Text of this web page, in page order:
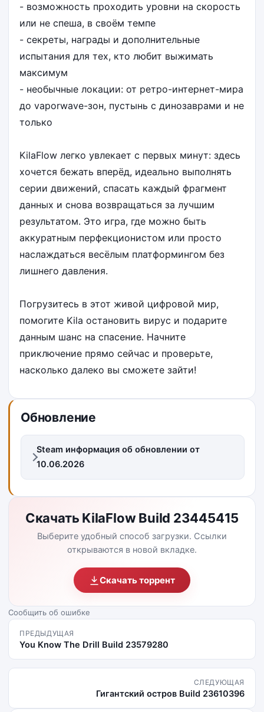
- возможность проходить уровни на скорость
или не спеша, в своём темпе
- секреты, награды и дополнительные
испытания для тех, кто любит выжимать
максимум
- необычные локации: от ретро-интернет-мира
до vaporwave-зон, пустынь с динозаврами и не
только
KilaFlow легко увлекает с первых минут: здесь
хочется бежать вперёд, идеально выполнять
серии движений, спасать каждый фрагмент
данных и снова возвращаться за лучшим
результатом. Это игра, где можно быть
аккуратным перфекционистом или просто
наслаждаться весёлым платформингом без
лишнего давления.
Погрузитесь в этот живой цифровой мир,
помогите Kila остановить вирус и подарите
данным шанс на спасение. Начните
приключение прямо сейчас и проверьте,
насколько далеко вы сможете зайти!
Обновление
Steam информация об обновлении от
10.06.2026
Скачать KilaFlow Build 23445415
Выберите удобный способ загрузки. Ссылки
открываются в новой вкладке.
Скачать торрент
Сообщить об ошибке
ПРЕДЫДУЩАЯ
You Know The Drill Build 23579280
СЛЕДУЮЩАЯ
Гигантский остров Build 23610396